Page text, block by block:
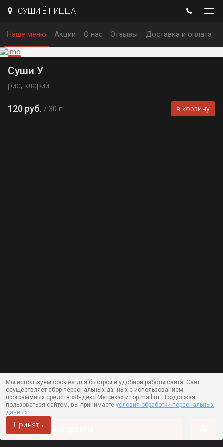
СУШИ Ё ПИЦЦА
Наше меню Акции О нас Отзывы Доставка и оплата
Суши У
рис, кларий.
120 руб. 30 г в корзину
Мы используем cookies для быстрой и удобной работы сайта. Сайт
осуществляет сбор персональных данных с использованием
программных средств «Яндекс.Метрика» и top.mail.ru. Продолжая
пользоваться сайтом, вы принимаете условия обработки персональных
данных
Принять